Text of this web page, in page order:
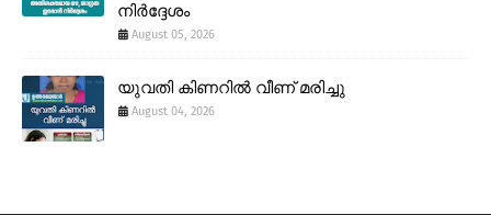
നിർദ്ദേശം
August 05, 2026
യുവതി കിണറിൽ വീണ് മരിച്ചു
August 04, 2026